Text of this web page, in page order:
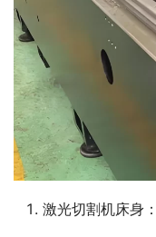
激光切割机床身：